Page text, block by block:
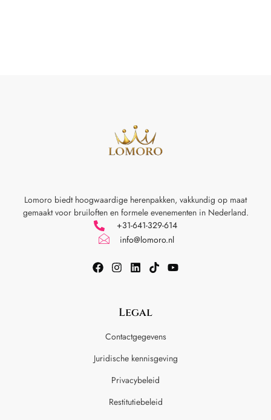
Lomoro biedt hoogwaardige herenpakken, vakkundig op maat
gemaakt voor bruiloften en formele evenementen in Nederland.
+31-641-329-614
info@lomoro.nl
Legal
Contactgegevens
Juridische kennisgeving
Privacybeleid
Restitutiebeleid